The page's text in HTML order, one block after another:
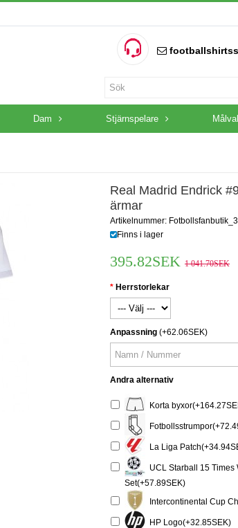
Dam Stjärnspelare
Real Madrid Endrick
ärmar
Artikelnummer:
Finns i lager
395.82SEK 1 041.70SEK
Herrstorlekar
Anpassning (+62.06SEK)
Andra alternativ
Korta
La Liga
UCL Starball 15 Times
Set(+57.89SEK)
Intercontinental Cup
HP Logo(+32.85SEK)